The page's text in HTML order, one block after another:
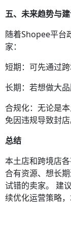
五、未来趋势与
随着Shopee平台
家：
短期：可先通过
长期：若想做大
合规化：无论是
免因违规导致封店
总结
本土店和跨境店
合有资源、想长
试错的卖家。 建
续优化运营策略